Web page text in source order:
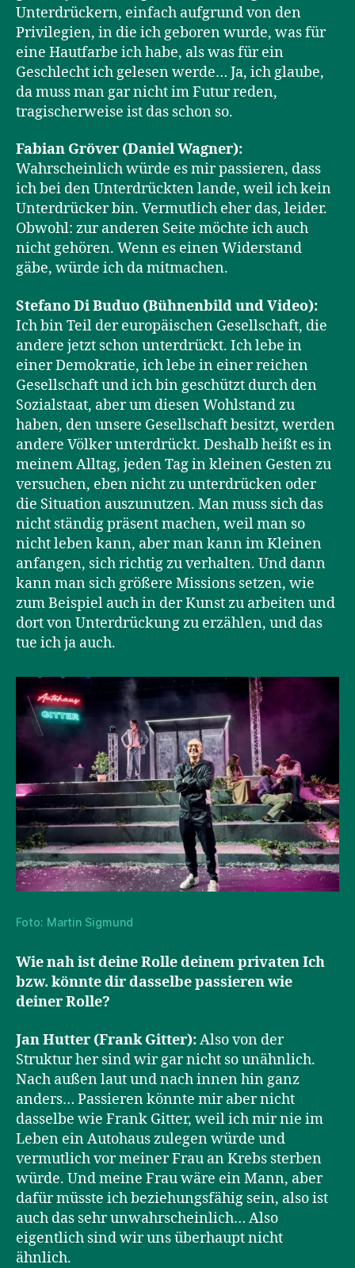
Unterdrückern, einfach aufgrund von den
Privilegien, in die ich geboren wurde, was für
eine Hautfarbe ich habe, als was für ein
Geschlecht ich gelesen werde… Ja, ich glaube,
da muss man gar nicht im Futur reden,
tragischerweise ist das schon so.
Fabian Gröver (Daniel Wagner):
Wahrscheinlich würde es mir passieren, dass
ich bei den Unterdrückten lande, weil ich kein
Unterdrücker bin. Vermutlich eher das, leider.
Obwohl: zur anderen Seite möchte ich auch
nicht gehören. Wenn es einen Widerstand
gäbe, würde ich da mitmachen.
Stefano Di Buduo (Bühnenbild und Video):
Ich bin Teil der europäischen Gesellschaft, die
andere jetzt schon unterdrückt. Ich lebe in
einer Demokratie, ich lebe in einer reichen
Gesellschaft und ich bin geschützt durch den
Sozialstaat, aber um diesen Wohlstand zu
haben, den unsere Gesellschaft besitzt, werden
andere Völker unterdrückt. Deshalb heißt es in
meinem Alltag, jeden Tag in kleinen Gesten zu
versuchen, eben nicht zu unterdrücken oder
die Situation auszunutzen. Man muss sich das
nicht ständig präsent machen, weil man so
nicht leben kann, aber man kann im Kleinen
anfangen, sich richtig zu verhalten. Und dann
kann man sich größere Missions setzen, wie
zum Beispiel auch in der Kunst zu arbeiten und
dort von Unterdrückung zu erzählen, und das
tue ich ja auch.
Foto: Martin Sigmund
Wie nah ist deine Rolle deinem privaten Ich
bzw. könnte dir dasselbe passieren wie
deiner Rolle?
Jan Hutter (Frank Gitter):Also von der
Struktur her sind wir gar nicht so unähnlich.
Nach außen laut und nach innen hin ganz
anders… Passieren könnte mir aber nicht
dasselbe wie Frank Gitter, weil ich mir nie im
Leben ein Autohaus zulegen würde und
vermutlich vor meiner Frau an Krebs sterben
würde. Und meine Frau wäre ein Mann, aber
dafür müsste ich beziehungsfähig sein, also ist
auch das sehr unwahrscheinlich… Also
eigentlich sind wir uns überhaupt nicht
ähnlich.